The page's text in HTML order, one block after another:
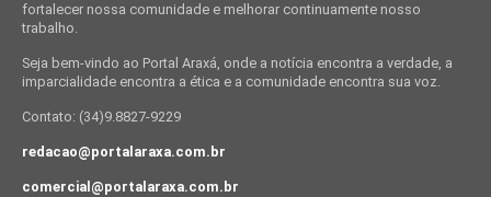
fortalecer nossa comunidade e melhorar continuamente nosso
trabalho.
Seja bem-vindo ao Portal Araxá, onde a notícia encontra a verdade, a
imparcialidade encontra a ética e a comunidade encontra sua voz.
Contato: (34)9.8827-9229
redacao@portalaraxa.com.br
comercial@portalaraxa.com.br